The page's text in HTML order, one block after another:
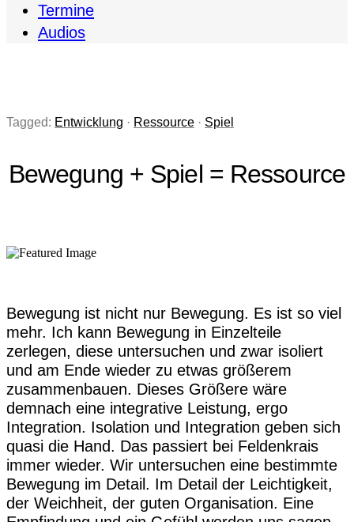
Termine
Audios
Tagged: Entwicklung · Ressource · Spiel
Bewegung + Spiel = Ressource
Bewegung ist nicht nur Bewegung. Es ist so viel
mehr. Ich kann Bewegung in Einzelteile
zerlegen, diese untersuchen und zwar isoliert
und am Ende wieder zu etwas größerem
zusammenbauen. Dieses Größere wäre
demnach eine integrative Leistung, ergo
Integration. Isolation und Integration geben sich
quasi die Hand. Das passiert bei Feldenkrais
immer wieder. Wir untersuchen eine bestimmte
Bewegung im Detail. Im Detail der Leichtigkeit,
der Weichheit, der guten Organisation. Eine